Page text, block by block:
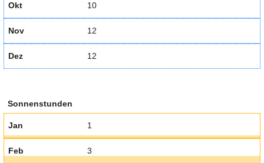
Okt 10
Nov 12
Dez 12
Sonnenstunden
Jan 1
Feb 3